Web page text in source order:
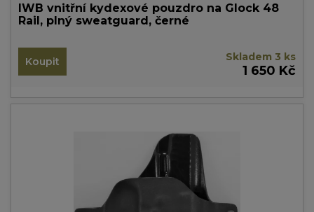
IWB vnitřní kydexové pouzdro na Glock 48
Rail, plný sweatguard, černé
Koupit Skladem 3 ks
1 650 Kč